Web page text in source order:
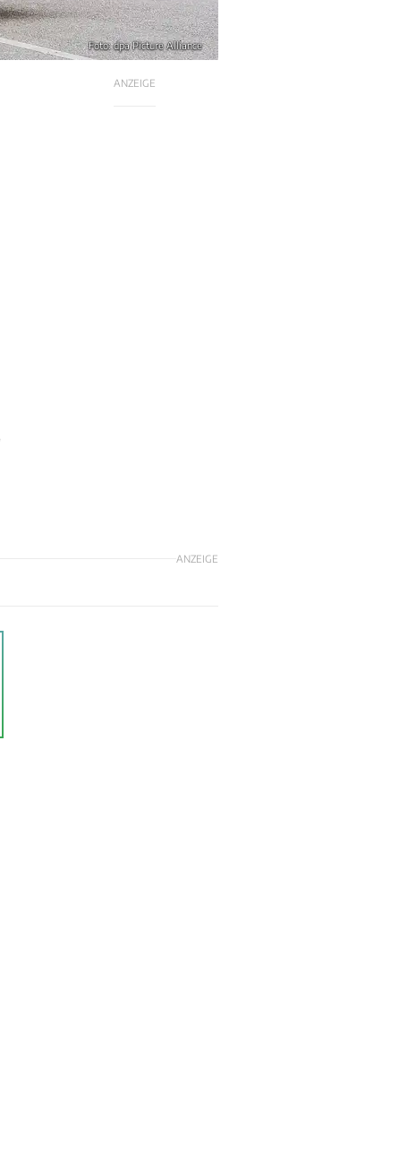
Foto: dpa Picture Alliance
ANZEIGE
ANZEIGE